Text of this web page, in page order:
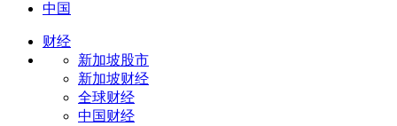
中国
财经
新加坡股市
新加坡财经
全球财经
中国财经